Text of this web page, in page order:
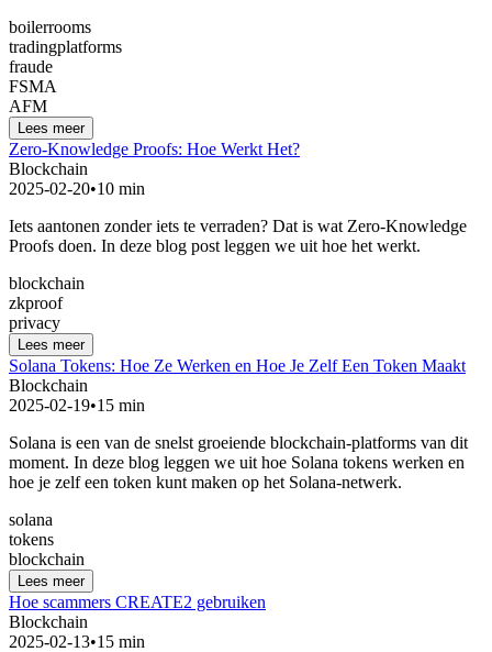
boilerrooms
tradingplatforms
fraude
FSMA
AFM
Lees meer
Zero-Knowledge Proofs: Hoe Werkt Het?
Blockchain
2025-02-20•10 min
Iets aantonen zonder iets te verraden? Dat is wat Zero-Knowledge
Proofs doen. In deze blog post leggen we uit hoe het werkt.
blockchain
zkproof
privacy
Lees meer
Solana Tokens: Hoe Ze Werken en Hoe Je Zelf Een Token Maakt
Blockchain
2025-02-19•15 min
Solana is een van de snelst groeiende blockchain-platforms van dit
moment. In deze blog leggen we uit hoe Solana tokens werken en
hoe je zelf een token kunt maken op het Solana-netwerk.
solana
tokens
blockchain
Lees meer
Hoe scammers CREATE2 gebruiken
Blockchain
2025-02-13•15 min